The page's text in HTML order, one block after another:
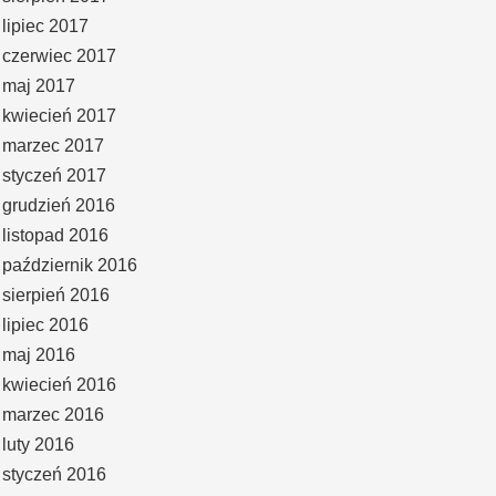
lipiec 2017
czerwiec 2017
maj 2017
kwiecień 2017
marzec 2017
styczeń 2017
grudzień 2016
listopad 2016
październik 2016
sierpień 2016
lipiec 2016
maj 2016
kwiecień 2016
marzec 2016
luty 2016
styczeń 2016